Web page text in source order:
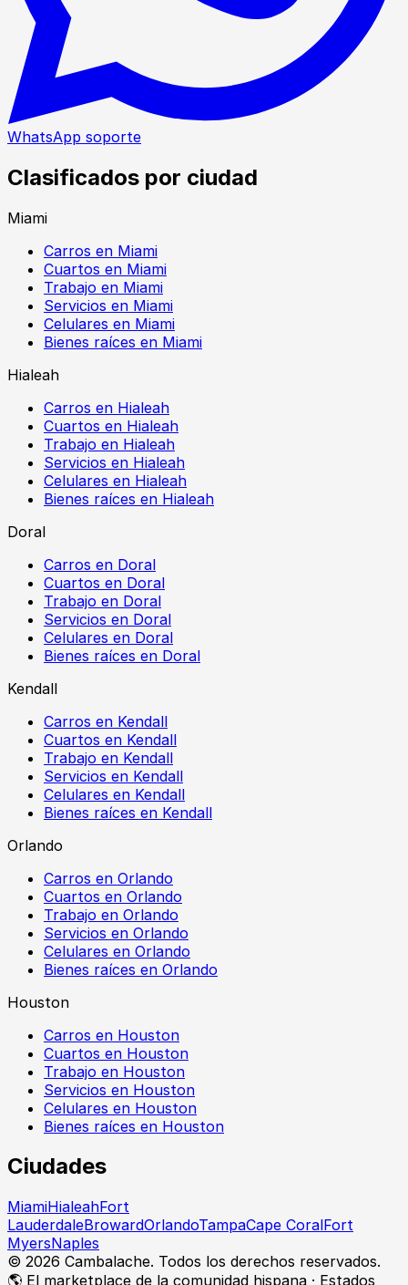
WhatsApp soporte
Clasificados por ciudad
Miami
Carros en Miami
Cuartos en Miami
Trabajo en Miami
Servicios en Miami
Celulares en Miami
Bienes raíces en Miami
Hialeah
Carros en Hialeah
Cuartos en Hialeah
Trabajo en Hialeah
Servicios en Hialeah
Celulares en Hialeah
Bienes raíces en Hialeah
Doral
Carros en Doral
Cuartos en Doral
Trabajo en Doral
Servicios en Doral
Celulares en Doral
Bienes raíces en Doral
Kendall
Carros en Kendall
Cuartos en Kendall
Trabajo en Kendall
Servicios en Kendall
Celulares en Kendall
Bienes raíces en Kendall
Orlando
Carros en Orlando
Cuartos en Orlando
Trabajo en Orlando
Servicios en Orlando
Celulares en Orlando
Bienes raíces en Orlando
Houston
Carros en Houston
Cuartos en Houston
Trabajo en Houston
Servicios en Houston
Celulares en Houston
Bienes raíces en Houston
Ciudades
MiamiHialeahFort
LauderdaleBrowardOrlandoTampaCape CoralFort
MyersNaples
© 2026 Cambalache. Todos los derechos reservados.
🌎 El marketplace de la comunidad hispana · Estados